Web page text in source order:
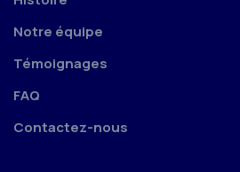
Notre équipe
Témoignages
FAQ
Contactez-nous